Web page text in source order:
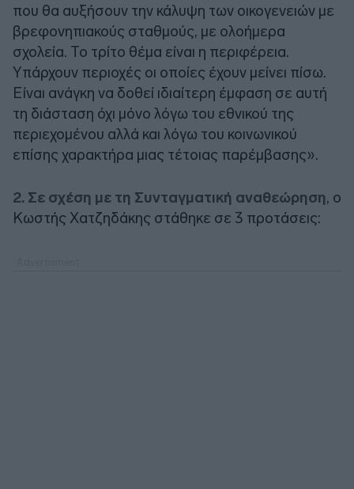
που θα αυξήσουν την κάλυψη των οικογενειών με
βρεφονηπιακούς σταθμούς, με ολοήμερα
σχολεία. Το τρίτο θέμα είναι η περιφέρεια.
Υπάρχουν περιοχές οι οποίες έχουν μείνει πίσω.
Είναι ανάγκη να δοθεί ιδιαίτερη έμφαση σε αυτή
τη διάσταση όχι μόνο λόγω του εθνικού της
περιεχομένου αλλά και λόγω του κοινωνικού
επίσης χαρακτήρα μιας τέτοιας παρέμβασης».
2. Σε σχέση με τη Συνταγματική αναθεώρηση, ο
Κωστής Χατζηδάκης στάθηκε σε 3 προτάσεις: